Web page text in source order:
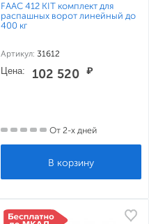
FAAC 412 KIT комплект для
распашных ворот линейный до
400 кг
Артикул: 31612
Цена: 102 520 ₽
От 2-х дней